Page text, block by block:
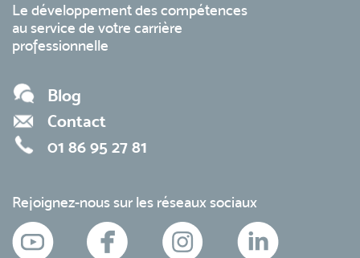
Le développement des compétences
au service de votre carrière
professionnelle
Blog
Contact
01 86 95 27 81
Rejoignez-nous sur les réseaux sociaux